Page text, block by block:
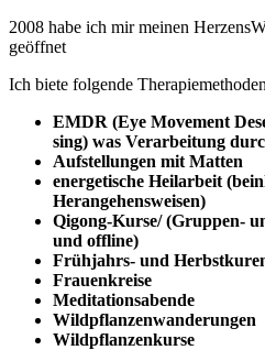
2008 habe ich mir mei­nen
geöffnet
Ich bie­te fol­gen­de
EMDR (Eye Move­ment
sing) was Ver­ar­bei­tung
Auf­stel­lun­gen mit Matten
ener­ge­ti­sche Heil­ar­beit
Herangehensweisen)
Qigong-Kur­se/ (Grup­pen-
und offline)
Früh­jahrs- und
Frau­en­krei­se
Medi­ta­ti­ons­aben­de
Wild­pflan­zen­wan­de­run­gen
Wild­pflan­zen­kur­se